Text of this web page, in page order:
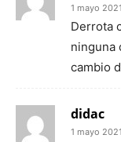
1 mayo
Derrota
ninguna
cambio
didac
1 mayo